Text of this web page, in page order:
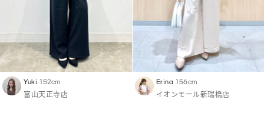
Yuki 152cm
富山天正寺店
Erina 156cm
イオンモール新瑞橋店